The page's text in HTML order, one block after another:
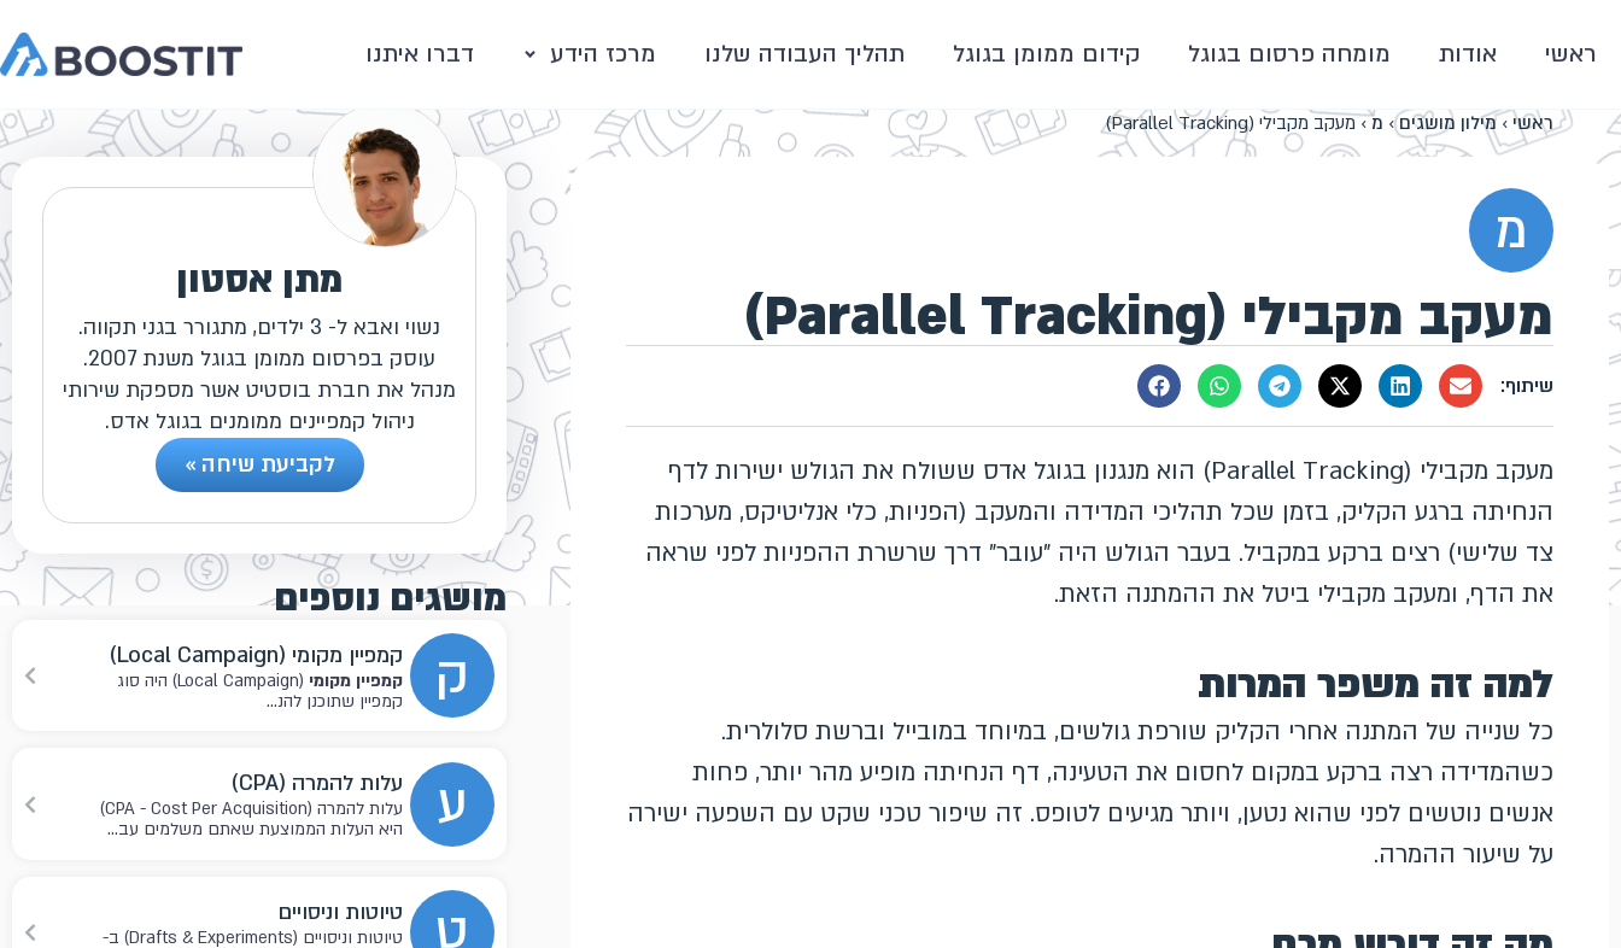
ראשי אודות מומחה פרסום בגוגל קידום ממומן בגוגל תהליך העבודה שלנו מרכז הידע דברו איתנו
ראשי ›מילון מושגים› מ›מעקב מקבילי (Parallel Tracking)
מ
מעקב מקבילי (Parallel Tracking)
מעקב מקבילי (Parallel Tracking) הוא מנגנון בגוגל אדס ששולח את הגולש ישירות לדף
הנחיתה ברגע הקליק, בזמן שכל תהליכי המדידה והמעקב (הפניות, כלי אנליטיקס, מערכות
צד שלישי) רצים ברקע במקביל. בעבר הגולש היה "עובר" דרך שרשרת ההפניות לפני שראה
את הדף, ומעקב מקבילי ביטל את ההמתנה הזאת.
למה זה משפר המרות
כל שנייה של המתנה אחרי הקליק שורפת גולשים, במיוחד במובייל וברשת סלולרית.
כשהמדידה רצה ברקע במקום לחסום את הטעינה, דף הנחיתה מופיע מהר יותר, פחות
אנשים נוטשים לפני שהוא נטען, ויותר מגיעים לטופס. זה שיפור טכני שקט עם השפעה ישירה
על שיעור ההמרה.
מתן אסטון
נשוי ואבא ל- 3 ילדים, מתגורר בגני תקווה.
עוסק בפרסום ממומן בגוגל משנת 2007.
מנהל את חברת בוסטיט אשר מספקת שירותי
ניהול קמפיינים ממומנים בגוגל אדס.
לקביעת שיחה »
מושגים נוספים
ק קמפיין מקומי (Local Campaign)
קמפיין מקומי
(Local Campaign) היה סוג
קמפיין שתוכנן להנ...
ע עלות להמרה (CPA)
עלות להמרה (CPA - Cost Per Acquisition)
היא העלות הממוצעת שאתם משלמים עב...
ט טיוטות וניסויים
טיוטות וניסויים (Drafts & Experiments) ב-